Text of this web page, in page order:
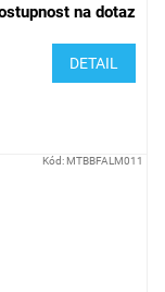
na dotaz
DETAIL
Kód:MTBBFALM011